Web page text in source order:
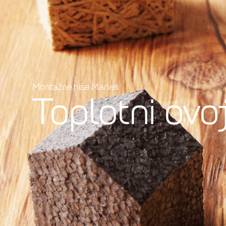
Montažne hiše Marles
Toplotni
Toplotni ovoj hiše